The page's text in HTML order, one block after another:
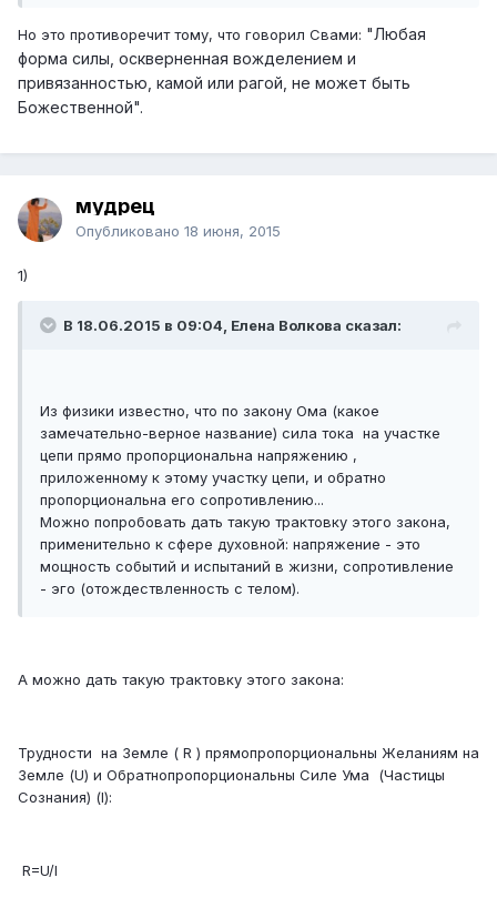
Но это противоречит тому, что говорил Свами: "Любая
форма силы, оскверненная вожделением и
привязанностью, камой или рагой, не может быть
Божественной".
мудрец
Опубликовано 18 июня, 2015
1)
В 18.06.2015 в 09:04, Елена Волкова сказал:
Из физики известно, что по закону Ома (какое
замечательно-верное название) сила тока на участке
цепи прямо пропорциональна напряжению ,
приложенному к этому участку цепи, и обратно
пропорциональна его сопротивлению...
Можно попробовать дать такую трактовку этого закона,
применительно к сфере духовной: напряжение - это
мощность событий и испытаний в жизни, сопротивление
- эго (отождествленность с телом).
А можно дать такую трактовку этого закона:
Трудности на Земле ( R ) прямопропорциональны Желаниям на
Земле (U) и Обратнопропорциональны Силе Ума (Частицы
Сознания) (I):
R=U/I